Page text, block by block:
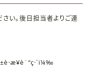
い。後日担当者よりご連